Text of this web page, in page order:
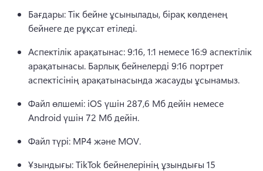
Бағдары: Тік бейне ұсынылады, бірақ көлденең
бейнеге де рұқсат етіледі.
Аспектілік арақатынас: 9:16, 1:1 немесе 16:9 аспектілік
арақатынасы. Барлық бейнелерді 9:16 портрет
аспектісінің арақатынасында жасауды ұсынамыз.
Файл өлшемі: iOS үшін 287,6 Мб дейін немесе
Android үшін 72 Мб дейін.
Файл түрі: MP4 және MOV.
Ұзындығы: TikTok бейнелерінің ұзындығы 15